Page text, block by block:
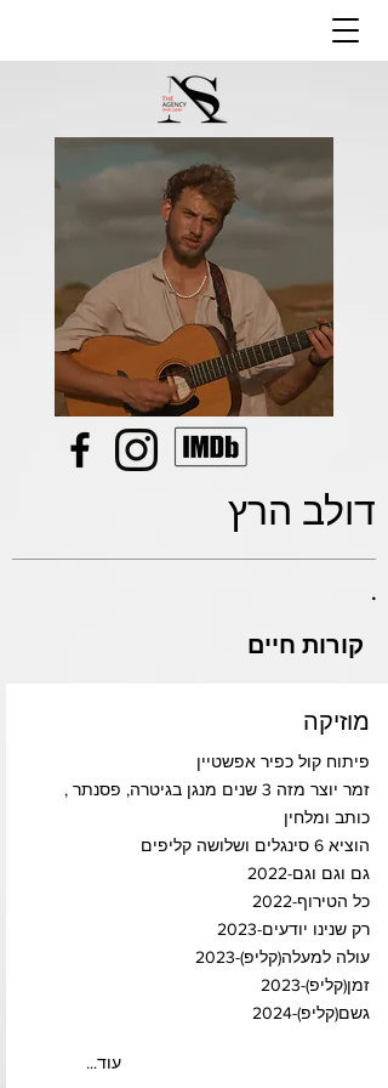
דולב הרץ
.
קורות חיים
מוזיקה
פיתוח קול כפיר אפשטיין
זמר יוצר מזה 3 שנים מנגן בגיטרה, פסנתר ,
כותב ומלחין
הוציא 6 סינגלים ושלושה קליפים
גם וגם וגם-2022
כל הטירוף-2022
רק שנינו יודעים-2023
עולה למעלה(קליפ)-2023
זמן(קליפ)-2023
גשם(קליפ)-2024
...עוד